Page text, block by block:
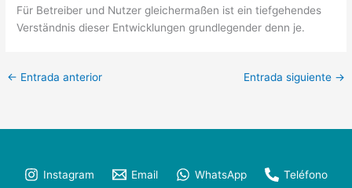
Für Betreiber und Nutzer gleichermaßen ist ein tiefgehendes
Verständnis dieser Entwicklungen grundlegender denn je.
← Entrada anterior Entrada siguiente →
Instagram Email WhatsApp Teléfono